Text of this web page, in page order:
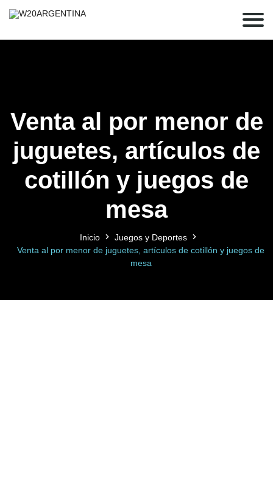
Venta al por menor de
juguetes, artículos de
cotillón y juegos de
mesa
Inicio
Juegos y Deportes
Venta al por menor de juguetes, artículos de cotillón y juegos de
mesa